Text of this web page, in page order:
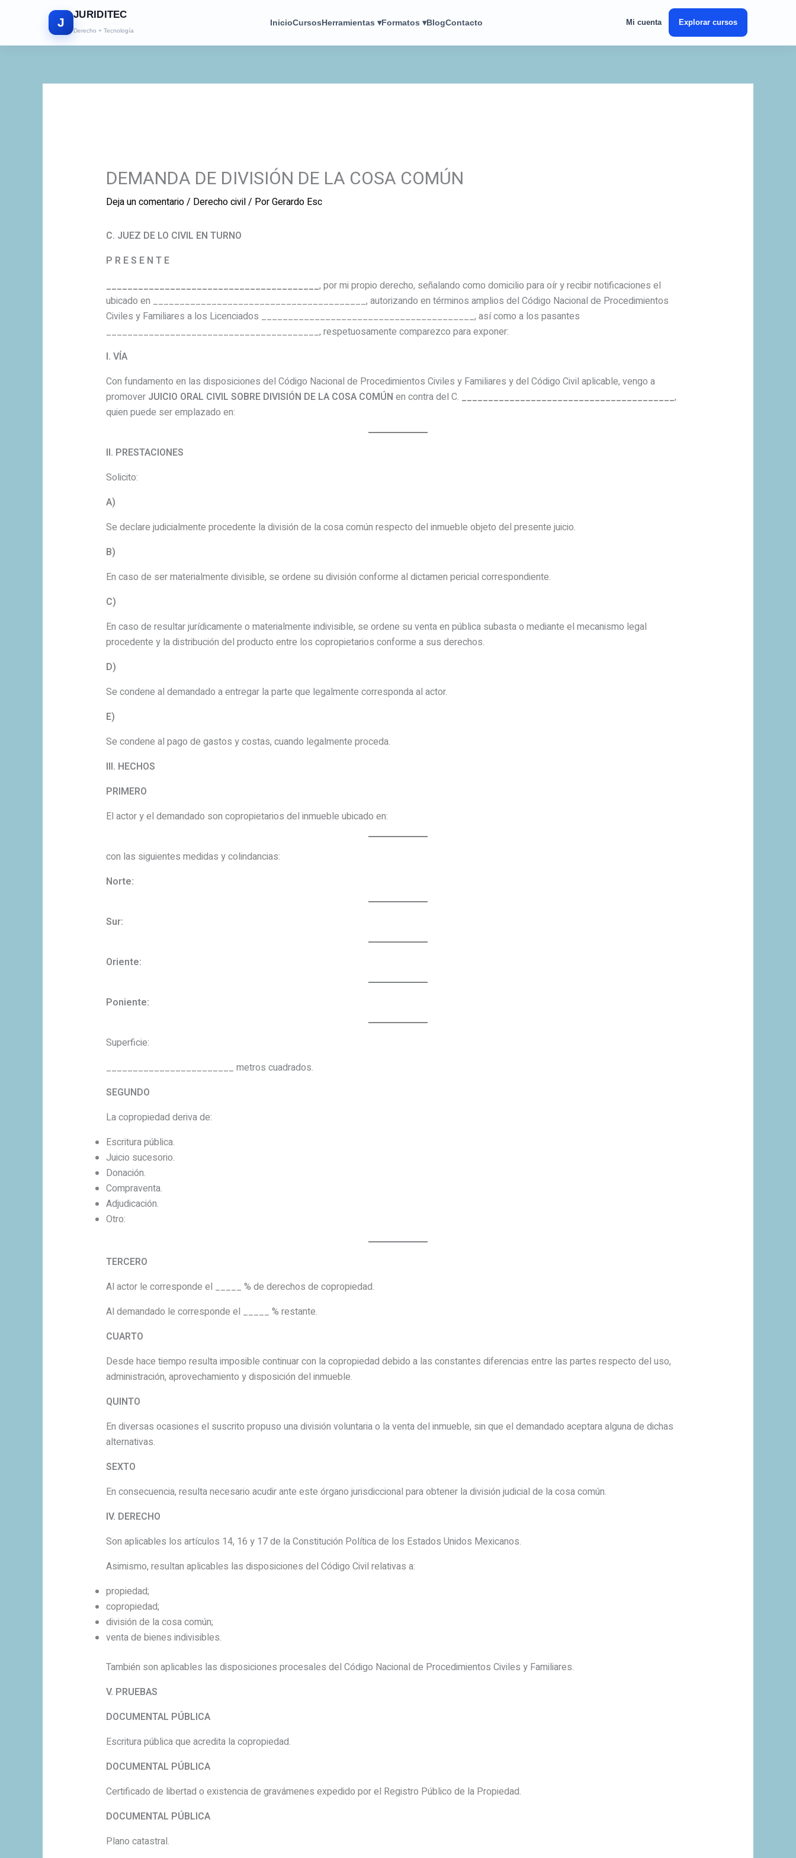
J
JURIDITEC
Derecho + Tecnología
InicioCursosHerramientas ▾Formatos ▾BlogContacto Mi cuenta Explorar cursos
DEMANDA DE DIVISIÓN DE LA COSA COMÚN
Deja un comentario/ Derecho civil/ PorGerardo Esc
C. JUEZ DE LO CIVIL EN TURNO
P R E S E N T E
________________________________________, por mi propio derecho, señalando como domicilio para oír y recibir notificaciones el
ubicado en ________________________________________, autorizando en términos amplios del Código Nacional de Procedimientos
Civiles y Familiares a los Licenciados ________________________________________, así como a los pasantes
________________________________________, respetuosamente comparezco para exponer:
I. VÍA
Con fundamento en las disposiciones del Código Nacional de Procedimientos Civiles y Familiares y del Código Civil aplicable, vengo a
promover JUICIO ORAL CIVIL SOBRE DIVISIÓN DE LA COSA COMÚN en contra del C. ________________________________________,
quien puede ser emplazado en:
II. PRESTACIONES
Solicito:
A)
Se declare judicialmente procedente la división de la cosa común respecto del inmueble objeto del presente juicio.
B)
En caso de ser materialmente divisible, se ordene su división conforme al dictamen pericial correspondiente.
C)
En caso de resultar jurídicamente o materialmente indivisible, se ordene su venta en pública subasta o mediante el mecanismo legal
procedente y la distribución del producto entre los copropietarios conforme a sus derechos.
D)
Se condene al demandado a entregar la parte que legalmente corresponda al actor.
E)
Se condene al pago de gastos y costas, cuando legalmente proceda.
III. HECHOS
PRIMERO
El actor y el demandado son copropietarios del inmueble ubicado en:
con las siguientes medidas y colindancias:
Norte:
Sur:
Oriente:
Poniente:
Superficie:
________________________ metros cuadrados.
SEGUNDO
La copropiedad deriva de:
Escritura pública.
Juicio sucesorio.
Donación.
Compraventa.
Adjudicación.
Otro:
TERCERO
Al actor le corresponde el _____ % de derechos de copropiedad.
Al demandado le corresponde el _____ % restante.
CUARTO
Desde hace tiempo resulta imposible continuar con la copropiedad debido a las constantes diferencias entre las partes respecto del uso,
administración, aprovechamiento y disposición del inmueble.
QUINTO
En diversas ocasiones el suscrito propuso una división voluntaria o la venta del inmueble, sin que el demandado aceptara alguna de dichas
alternativas.
SEXTO
En consecuencia, resulta necesario acudir ante este órgano jurisdiccional para obtener la división judicial de la cosa común.
IV. DERECHO
Son aplicables los artículos 14, 16 y 17 de la Constitución Política de los Estados Unidos Mexicanos.
Asimismo, resultan aplicables las disposiciones del Código Civil relativas a:
propiedad;
copropiedad;
división de la cosa común;
venta de bienes indivisibles.
También son aplicables las disposiciones procesales del Código Nacional de Procedimientos Civiles y Familiares.
V. PRUEBAS
DOCUMENTAL PÚBLICA
Escritura pública que acredita la copropiedad.
DOCUMENTAL PÚBLICA
Certificado de libertad o existencia de gravámenes expedido por el Registro Público de la Propiedad.
DOCUMENTAL PÚBLICA
Plano catastral.